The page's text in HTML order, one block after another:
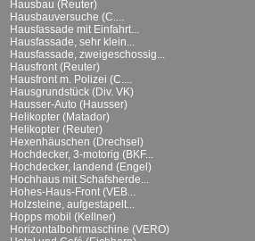
Hausbau (Reuter)
Hausbauversuche (C....
Hausfassade mit Einfahrt...
Hausfassade, sehr klein...
Hausfassade, zweigeschossig...
Hausfront (Reuter)
Hausfront m. Polizei (C....
Hausgrundstück (Div. VK)
Hausser-Auto (Hausser)
Helikopter (Matador)
Helikopter (Reuter)
Hexenhäuschen (Drechsel)
Hochdecker, 3-motorig (BKF...
Hochdecker, landend (Engel)
Hochhaus mit Schafsherde...
Hohes-Haus-Front (VEB...
Holzsteine, aufgestapelt...
Hopps mobil (Kellner)
Horizontalbohrmaschine (VERO)